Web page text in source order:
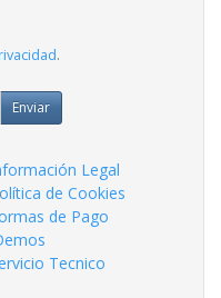
.
Enviar
Legal
de Cookies
de Pago
Tecnico